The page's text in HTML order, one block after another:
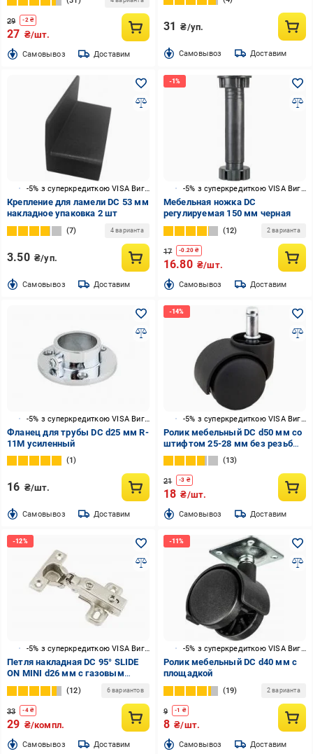
29 -2₴
27 ₴/шт.
Cамовывоз Доставим
31 ₴/уп.
Cамовывоз Доставим
-5% з суперкредиткою VISA Вигода
Крепление для ламели DC 53 мм
накладное упаковка 2 шт
7 4 варианта
3.50 ₴/уп.
Cамовывоз Доставим
Мебельная ножка DC
регулируемая 150 мм черная
12 2 варианта
17 -0.20 ₴
16.80 ₴/шт.
Cамовывоз Доставим
-5% з суперкредиткою VISA Вигода
Фланец для трубы DC d25 мм R-
11M усиленный
1
16 ₴/шт.
Cамовывоз Доставим
Ролик мебельный DC d50 мм со
штифтом 25-28 мм без резьбы
для кресел
13
21 -3 ₴
18 ₴/шт.
Cамовывоз Доставим
-5% з суперкредиткою VISA Вигода
Петля накладная DC 95° SLIDE
ON MINI d26 мм с газовым
амортизатором доводчиком
12 6 вариантов
33 -4₴
29 ₴/компл.
Cамовывоз Доставим
Ролик мебельный DC d40 мм с
площадкой
19 2 варианта
9 -1 ₴
8 ₴/шт.
Cамовывоз Доставим